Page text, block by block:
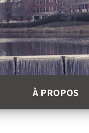
À PROPOS